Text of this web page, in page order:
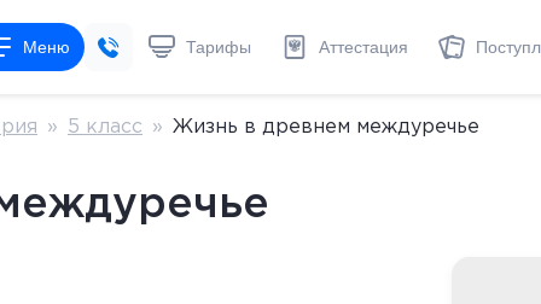
Меню Тарифы Аттестация
» 5 класс » Жизнь в древнем междуречье